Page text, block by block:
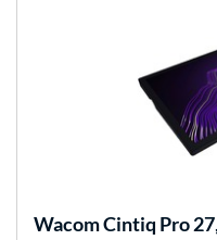
WacomCintiq Pro